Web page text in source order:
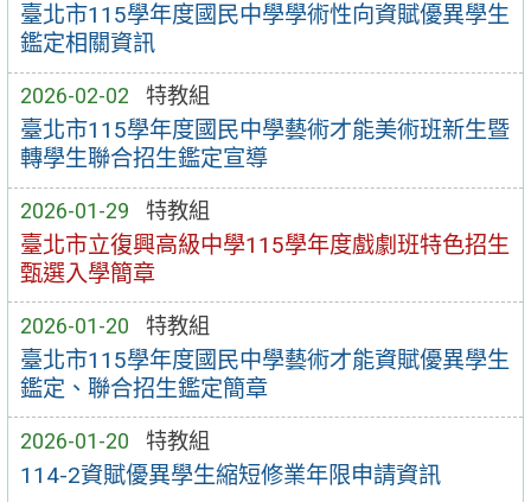
臺北市115學年度國民中學學術性向資賦優異學生
鑑定相關資訊
2026-02-02 特教組
臺北市115學年度國民中學藝術才能美術班新生暨
轉學生聯合招生鑑定宣導
2026-01-29 特教組
臺北市立復興高級中學115學年度戲劇班特色招生
甄選入學簡章
2026-01-20 特教組
臺北市115學年度國民中學藝術才能資賦優異學生
鑑定、聯合招生鑑定簡章
2026-01-20 特教組
114-2資賦優異學生縮短修業年限申請資訊